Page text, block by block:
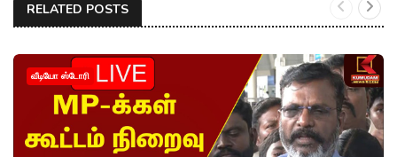
RELATED POSTS
வீடியோ ஸ்டோரி